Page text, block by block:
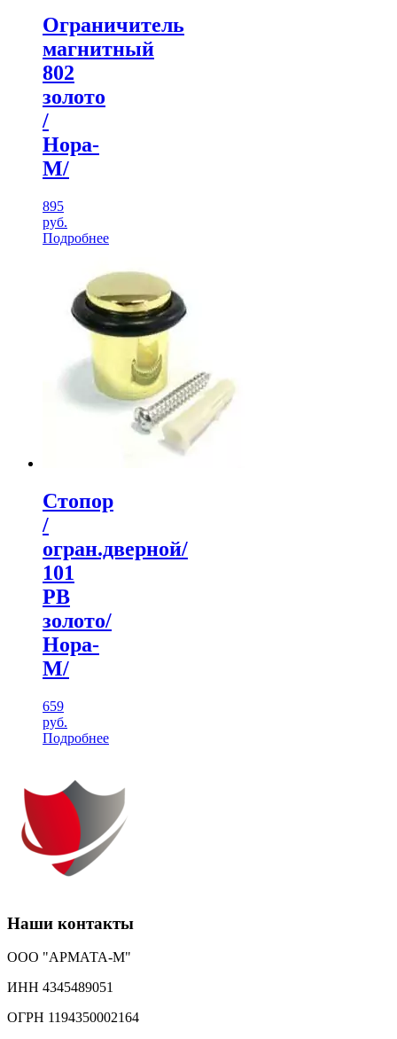
Ограничитель
магнитный
802
золото
/
Нора-
М/
895
руб.
Подробнее
Стопор
/
огран.дверной/
101
РВ
золото/
Нора-
М/
659
руб.
Подробнее
Наши контакты
ООО "АРМАТА-М"
ИНН 4345489051
ОГРН 1194350002164